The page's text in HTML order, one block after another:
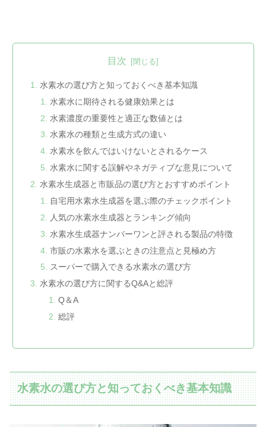
目次
水素水の選び方と知っておくべき基本知識
水素水に期待される健康効果とは
水素濃度の重要性と適正な数値とは
水素水の種類と生成方式の違い
水素水を飲んではいけないとされるケース
水素水に関する誤解やネガティブな意見について
水素水生成器と市販品の選び方とおすすめポイント
自宅用水素水生成器を選ぶ際のチェックポイント
人気の水素水生成器とランキング傾向
水素水生成器ナンバーワンと評される製品の特徴
市販の水素水を選ぶときの注意点と見極め方
スーパーで購入できる水素水の選び方
水素水の選び方に関するQ&Aと総評
Q＆A
総評
水素水の選び方と知っておくべき基本知識